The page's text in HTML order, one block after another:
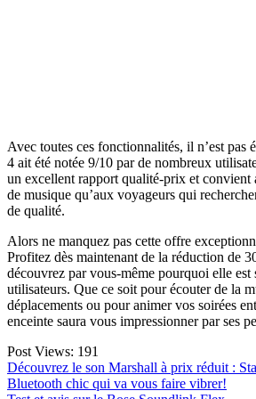
Avec toutes ces fonctionnalités, il n’est pas
4 ait été notée 9/10 par de nombreux
un excellent rapport qualité-prix et convient
de musique qu’aux voyageurs qui
de qualité.
Alors ne manquez pas cette offre
Profitez dès maintenant de la réduction de
découvrez par vous-même pourquoi elle est
utilisateurs. Que ce soit pour écouter de la
déplacements ou pour animer vos soirées
enceinte saura vous impressionner par ses
Post Views: 191
Navigation
de
Découvrez le son Marshall à prix réduit :
Bluetooth chic qui va vous faire vibrer!